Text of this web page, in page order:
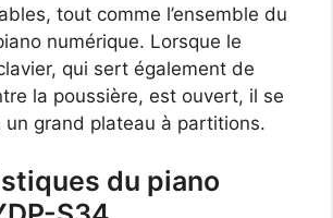
tout comme l’ensemble du
numérique. Lorsque le
qui sert également de
la poussière, est ouvert, il se
un grand plateau à partitions.
du piano